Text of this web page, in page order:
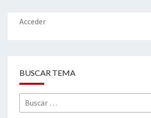
o
k
n
ar
Acceder
BUSCAR TEMA
Buscar
por: